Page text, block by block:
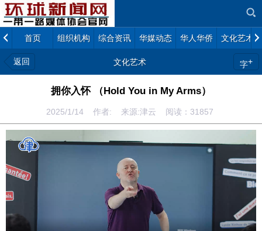
首页 组织机构 综合资讯 华媒动态 华人华侨 文化艺术
返回 文化艺术 字+
拥你入怀 （Hold You in My Arms）
2025/1/14 作者: 来源:津云 阅读： 31857